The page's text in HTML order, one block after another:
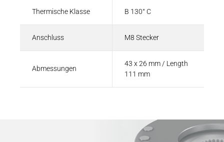
Thermische Klasse B 130° C
Anschluss M8 Stecker
Abmessungen
43 x 26 mm / Length
111 mm